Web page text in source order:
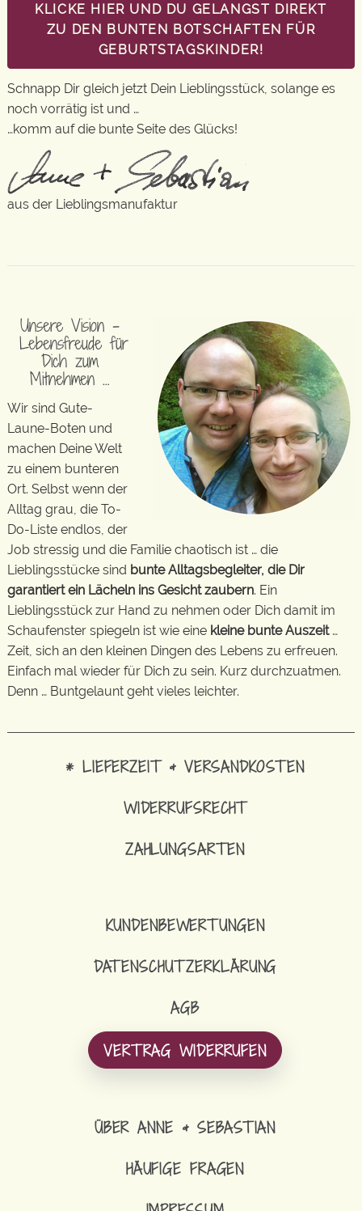
KLICKE HIER UND DU GELANGST DIREKT
ZU DEN BUNTEN BOTSCHAFTEN FÜR
GEBURTSTAGSKINDER!
Schnapp Dir gleich jetzt Dein Lieblingsstück, solange es
noch vorrätig ist und …
…komm auf die bunte Seite des Glücks!
aus der Lieblingsmanufaktur
Unsere Vision –
Lebensfreude für
Dich zum
Mitnehmen …
Wir sind Gute-
Laune-Boten und
machen Deine Welt
zu einem bunteren
Ort. Selbst wenn der
Alltag grau, die To-
Do-Liste endlos, der
Job stressig und die Familie chaotisch ist … die
Lieblingsstücke sind bunte Alltagsbegleiter, die Dir
garantiert ein Lächeln ins Gesicht zaubern. Ein
Lieblingsstück zur Hand zu nehmen oder Dich damit im
Schaufenster spiegeln ist wie eine kleine bunte Auszeit…
Zeit, sich an den kleinen Dingen des Lebens zu erfreuen.
Einfach mal wieder für Dich zu sein. Kurz durchzuatmen.
Denn … Buntgelaunt geht vieles leichter.
* LIEFERZEIT & VERSANDKOSTEN
WIDERRUFSRECHT
ZAHLUNGSARTEN
KUNDENBEWERTUNGEN
DATENSCHUTZERKLÄRUNG
AGB
VERTRAG WIDERRUFEN
ÜBER ANNE & SEBASTIAN
HÄUFIGE FRAGEN